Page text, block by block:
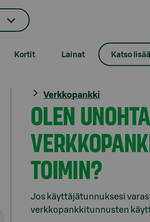
Kortit Lainat Katso lisää
Verkkopankki
OLEN
TOIMIN?
Jos käyttäjätunnuksesi
verkkopankkitunnusten